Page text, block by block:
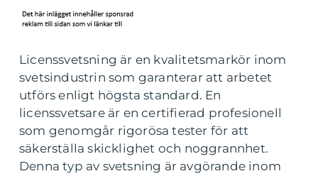
Licenssvetsning är en kvalitetsmarkör inom
svetsindustrin som garanterar att arbetet
utförs enligt högsta standard. En
licenssvetsare är en certifierad profesionell
som genomgår rigorösa tester för att
säkerställa skicklighet och noggrannhet.
Denna typ av svetsning är avgörande inom